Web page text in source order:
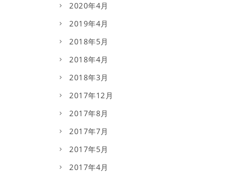
2020年4月
2019年4月
2018年5月
2018年4月
2018年3月
2017年12月
2017年8月
2017年7月
2017年5月
2017年4月